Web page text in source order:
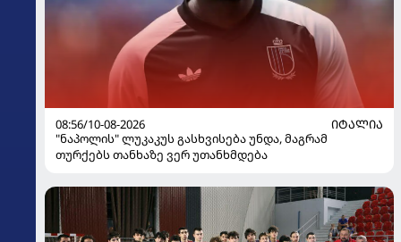
08:56/10-08-2026
ᲘᲢᲐᲚᲘᲐ
"ნაპოლის" ლუკაკუს გასხვისება უნდა, მაგრამ
თურქებს თანხაზე ვერ უთანხმდება